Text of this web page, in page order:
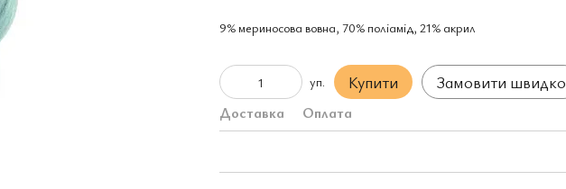
9% мериносова вовна, 70% поліамід, 21% акрил
уп. Купити Замовити швидко
Доставка Оплата